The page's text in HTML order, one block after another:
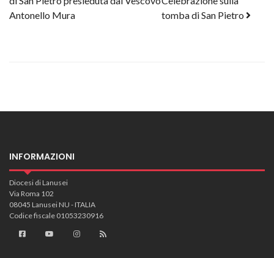
Antonello Mura
tomba di San Pietro
INFORMAZIONI
Diocesi di Lanusei
Via Roma 102
08045 Lanusei NU - ITALIA
Codice fiscale 01053230916